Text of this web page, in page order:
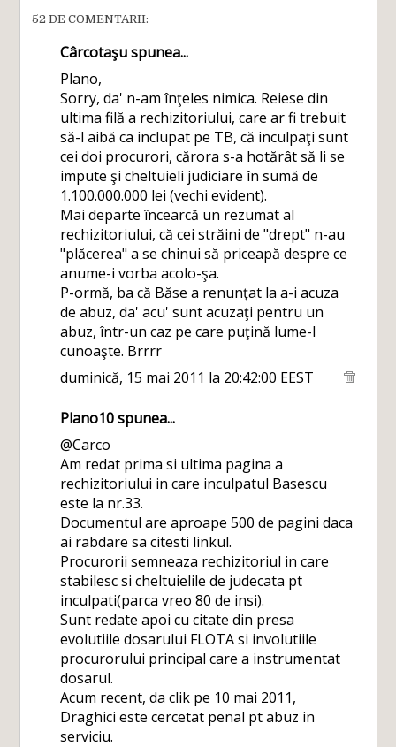
52 DE COMENTARII:
Cârcotaşuspunea...
Plano,
Sorry, da' n-am înţeles nimica. Reiese din
ultima filă a rechizitoriului, care ar fi trebuit
să-l aibă ca inclupat pe TB, că inculpaţi sunt
cei doi procurori, cărora s-a hotărât să li se
impute şi cheltuieli judiciare în sumă de
1.100.000.000 lei (vechi evident).
Mai departe încearcă un rezumat al
rechizitoriului, că cei străini de "drept" n-au
"plăcerea" a se chinui să priceapă despre ce
anume-i vorba acolo-şa.
P-ormă, ba că Băse a renunţat la a-i acuza
de abuz, da' acu' sunt acuzaţi pentru un
abuz, într-un caz pe care puţină lume-l
cunoaşte. Brrrr
duminică, 15 mai 2011 la 20:42:00 EEST
Plano10spunea...
@Carco
Am redat prima si ultima pagina a
rechizitoriului in care inculpatul Basescu
este la nr.33.
Documentul are aproape 500 de pagini daca
ai rabdare sa citesti linkul.
Procurorii semneaza rechizitoriul in care
stabilesc si cheltuielile de judecata pt
inculpati(parca vreo 80 de insi).
Sunt redate apoi cu citate din presa
evolutiile dosarului FLOTA si involutiile
procurorului principal care a instrumentat
dosarul.
Acum recent, da clik pe 10 mai 2011,
Draghici este cercetat penal pt abuz in
serviciu.